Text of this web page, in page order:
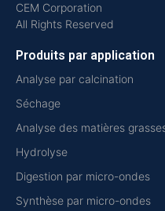
CEM Corporation
All Rights Reserved
Produits par application
Analyse par calcination
Séchage
Analyse des matières
Hydrolyse
Digestion par micro-ondes
Synthèse par micro-ondes